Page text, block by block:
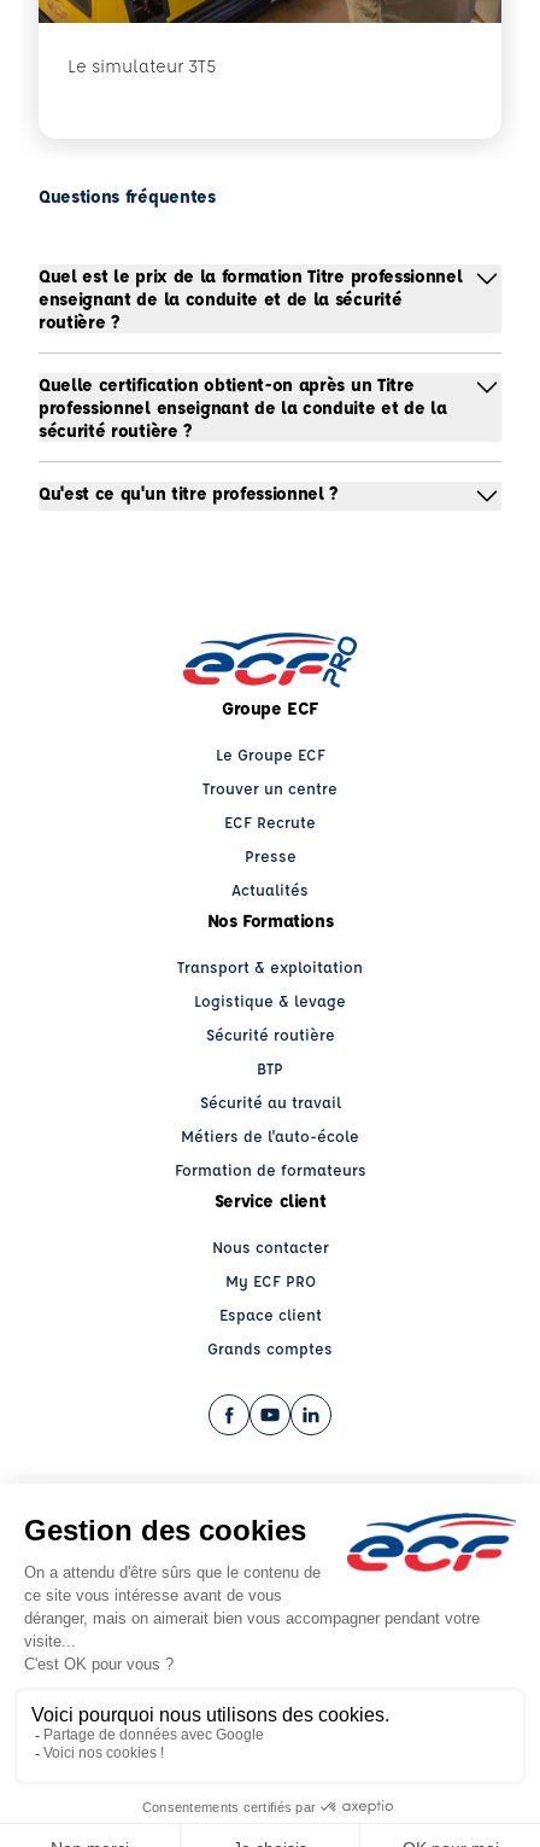
Le simulateur 3T5
Questions fréquentes
Quel est le prix de la formation Titre professionnel
enseignant de la conduite et de la sécurité
routière ?
Quelle certification obtient-on après un Titre
professionnel enseignant de la conduite et de la
sécurité routière ?
Qu'est ce qu'un titre professionnel ?
Groupe ECF
Le Groupe ECF
Trouver un centre
ECF Recrute
Presse
Actualités
Nos Formations
Transport & exploitation
Logistique & levage
Sécurité routière
BTP
Sécurité au travail
Métiers de l'auto-école
Formation de formateurs
Service client
Nous contacter
My ECF PRO
Espace client
Grands comptes
Facebook (nouvelle fenêtre)
YouTube (nouvelle fenêtre)
LinkedIn (nouvelle fenêtre)
CGV
© 2026 École de Conduite Française. Tous droits réservés